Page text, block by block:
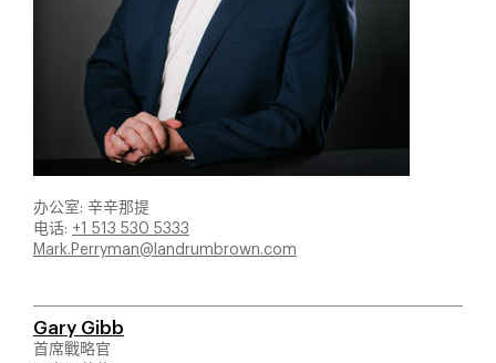
办公室: 辛辛那提
电话: +1 513 530 5333
Mark.Perryman@landrumbrown.com
Gary Gibb
首席戰略官